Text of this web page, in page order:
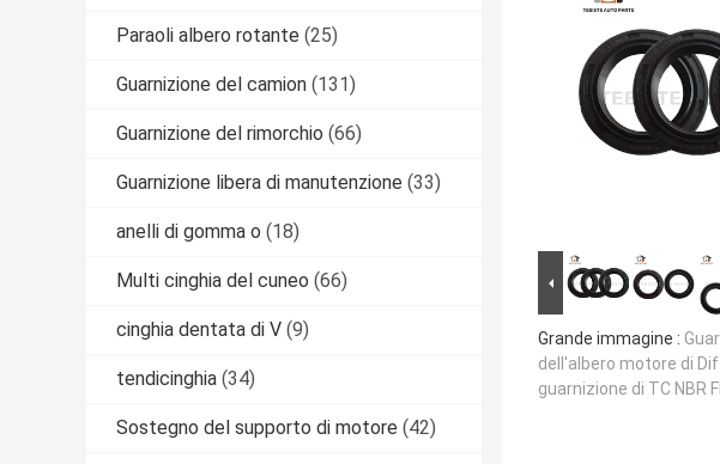
Paraoli albero rotante (25)
Guarnizione del camion (131)
Guarnizione del rimorchio (66)
Guarnizione libera di manutenzione (33)
anelli di gomma o (18)
Multi cinghia del cuneo (66)
cinghia dentata di V (9)
tendicinghia (34)
Sostegno del supporto di motore (42)
Grande immagine :
dell'albero motore di
guarnizione di TC NBR